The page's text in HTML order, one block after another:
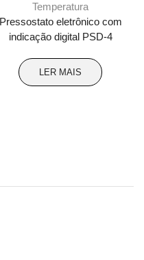
Temperatura
Pressostato eletrônico com
indicação digital PSD-4
LER MAIS